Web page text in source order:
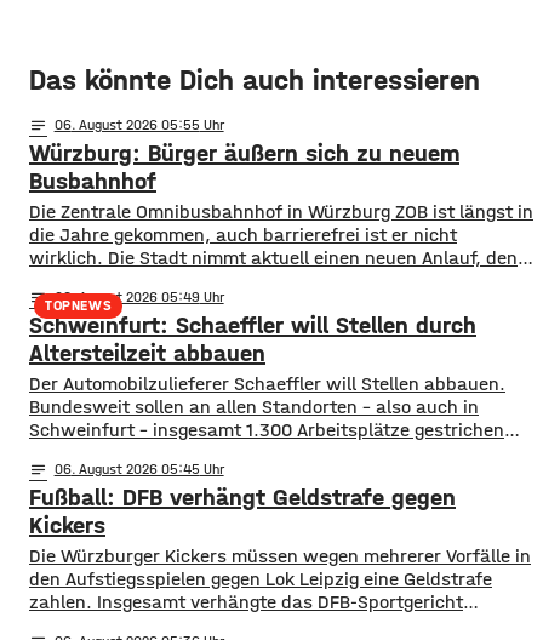
Das könnte Dich auch interessieren
notes 06. August 2026 05:55
Würzburg: Bürger äußern sich zu neuem
Busbahnhof
Die Zentrale Omnibusbahnhof in Würzburg ZOB ist längst in
die Jahre gekommen, auch barrierefrei ist er nicht
wirklich. Die Stadt nimmt aktuell einen neuen Anlauf, den
gesamten Busverkehr umzugestalten. In einer
Bürgerbeteiligung konnten die Würzburger jetzt Lob, Kritik
und Wünsche einbringen. Was gut funktioniert sind
demnach die
TOPNEWS
notes 06. August 2026 05:49
Schweinfurt: Schaeffler will Stellen durch
Altersteilzeit abbauen
Der Automobilzulieferer Schaeffler will Stellen abbauen.
Bundesweit sollen an allen Standorten – also auch in
Schweinfurt – insgesamt 1.300 Arbeitsplätze gestrichen
Beschäftigte der Jahrgänge 1971 und älter können
Angebote zur Altersteilzeit nutzen. Laut dem Konzern ist
das Interesse daran groß. Hintergrund sind ein schwieriges
Marktumfeld und sinkende Umsätze im
notes 06. August 2026 05:45
Fußball: DFB verhängt Geldstrafe gegen
Kickers
Die Würzburger Kickers müssen wegen mehrerer Vorfälle in
den Aufstiegsspielen gegen Lok Leipzig eine Geldstrafe
zahlen. Insgesamt verhängte das DFB-Sportgericht